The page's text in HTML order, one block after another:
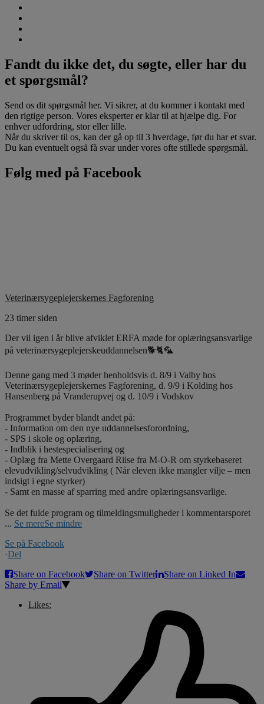
Fandt du ikke det, du søgte, eller har du
et spørgsmål?
Send os dit spørgsmål her. Vi sikrer, at du kommer i kontakt med
den rigtige person. Vores eksperter er klar til at hjælpe dig. For
enhver udfordring, stor eller lille.
Når du skriver til os, kan der gå op til 3 hverdage, før du har et svar.
Du kan eventuelt også få svar under vores ofte stillede spørgsmål.
Følg med på Facebook
Veterinærsygeplejerskernes Fagforening
23 timer siden
Der vil igen i år blive afviklet ERFA møde for oplæringsansvarlige
på veterinærsygeplejerskeuddannelsen🐕🐈🦜
Denne gang med 3 møder henholdsvis d. 8/9 i Valby hos
Veterinærsygeplejerskernes Fagforening, d. 9/9 i Kolding hos
Hansenberg på Vranderupvej og d. 10/9 i Vodskov
Programmet byder blandt andet på:
- Information om den nye uddannelsesforordning,
- SPS i skole og oplæring,
- Indblik i hestespecialisering og
- Oplæg fra Mette Overgaard Riise fra M-O-R om styrkebaseret
elevudvikling/selvudvikling ( Når eleven ikke mangler vilje – men
indsigt i egne styrker)
- Samt en masse af sparring med andre oplæringsansvarlige.
Se det fulde program og tilmeldingsmuligheder i kommentarsporet
... Se mereSe mindre
Se på Facebook
·Del
Share on Facebook
Share on Twitter
Share on Linked In
Share by Email
Likes: